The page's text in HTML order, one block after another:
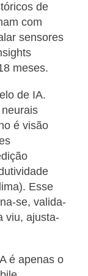
de
com
sensores
meses.
de IA.
é visão
Esse
se, valida-
viu, ajusta-
é apenas o